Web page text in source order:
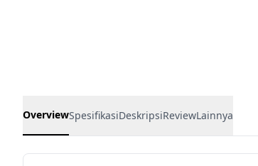
OverviewSpesifikasiDeskripsiReviewLainnya